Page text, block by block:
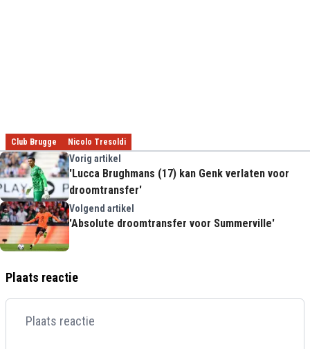
Club Brugge Nicolo Tresoldi
Vorig artikel
'Lucca Brughmans (17) kan Genk verlaten voor
droomtransfer'
Volgend artikel
'Absolute droomtransfer voor Summerville'
Plaats reactie